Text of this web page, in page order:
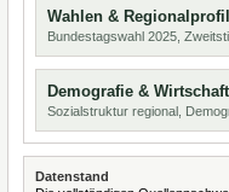
Wahlen & Regionalprofil
Bundestagswahl 2025,
Demografie & Wirtschaft
Sozialstruktur regional,
Datenstand